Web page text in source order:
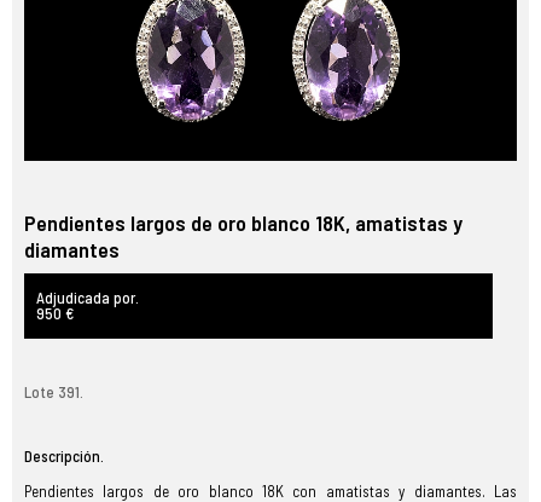
Pendientes largos de oro blanco 18K, amatistas y
diamantes
Adjudicada por.
950 €
Lote 391.
Descripción.
Pendientes largos de oro blanco 18K con amatistas y diamantes. Las